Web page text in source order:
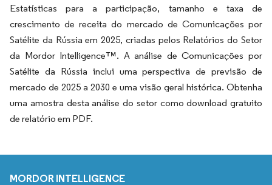
Estatísticas para a participação, tamanho e taxa de
crescimento de receita do mercado de Comunicações por
Satélite da Rússia em 2025, criadas pelos Relatórios do Setor
da Mordor Intelligence™. A análise de Comunicações por
Satélite da Rússia inclui uma perspectiva de previsão de
mercado de 2025 a 2030 e uma visão geral histórica. Obtenha
uma amostra desta análise do setor como download gratuito
de relatório em PDF.
MORDOR INTELLIGENCE